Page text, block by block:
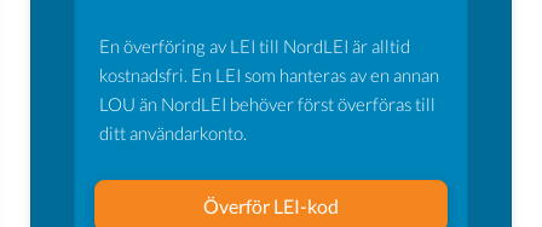
En överföring av LEI till NordLEI är alltid
kostnadsfri. En LEI som hanteras av en annan
LOU än NordLEI behöver först överföras till
ditt användarkonto.
Överför LEI-kod